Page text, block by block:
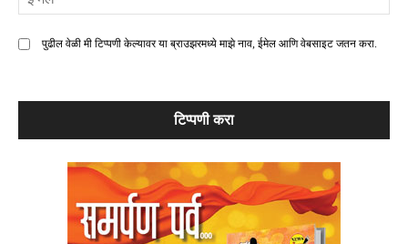
पुढील वेळी मी टिप्पणी केल्यावर या ब्राउझरमध्ये माझे नाव, ईमेल आणि वेबसाइट जतन करा.